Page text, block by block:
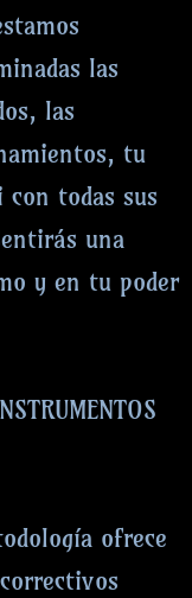
las
las
tu
todas sus
una
y en tu poder
ofrece